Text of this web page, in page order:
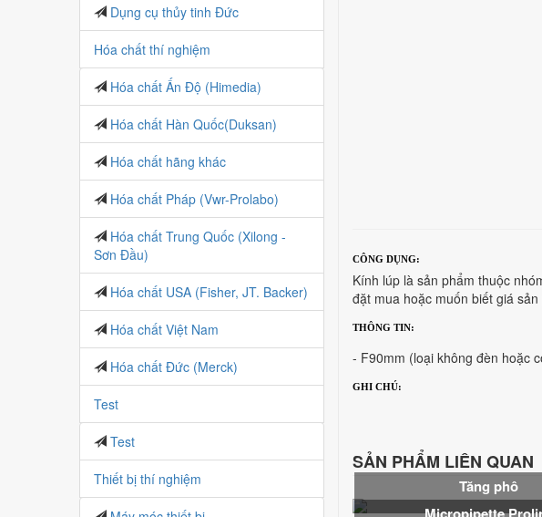
Dụng cụ thủy tinh Đức
Hóa chất thí nghiệm
Hóa chất Ấn Độ (Himedia)
Hóa chất Hàn Quốc(Duksan)
Hóa chất hãng khác
Hóa chất Pháp (Vwr-Prolabo)
Hóa chất Trung Quốc (Xilong -
Sơn Đầu)
Hóa chất USA (Fisher, JT. Backer)
Hóa chất Việt Nam
Hóa chất Đức (Merck)
Test
Test
Thiết bị thí nghiệm
CÔNG DỤNG:
Kính lúp là sản phẩm thuộc
đặt mua hoặc muốn biết giá
THÔNG TIN:
- F90mm (loại không đèn hoặc
GHI CHÚ:
SẢN PHẨM LIÊN QUAN
Tăng phô